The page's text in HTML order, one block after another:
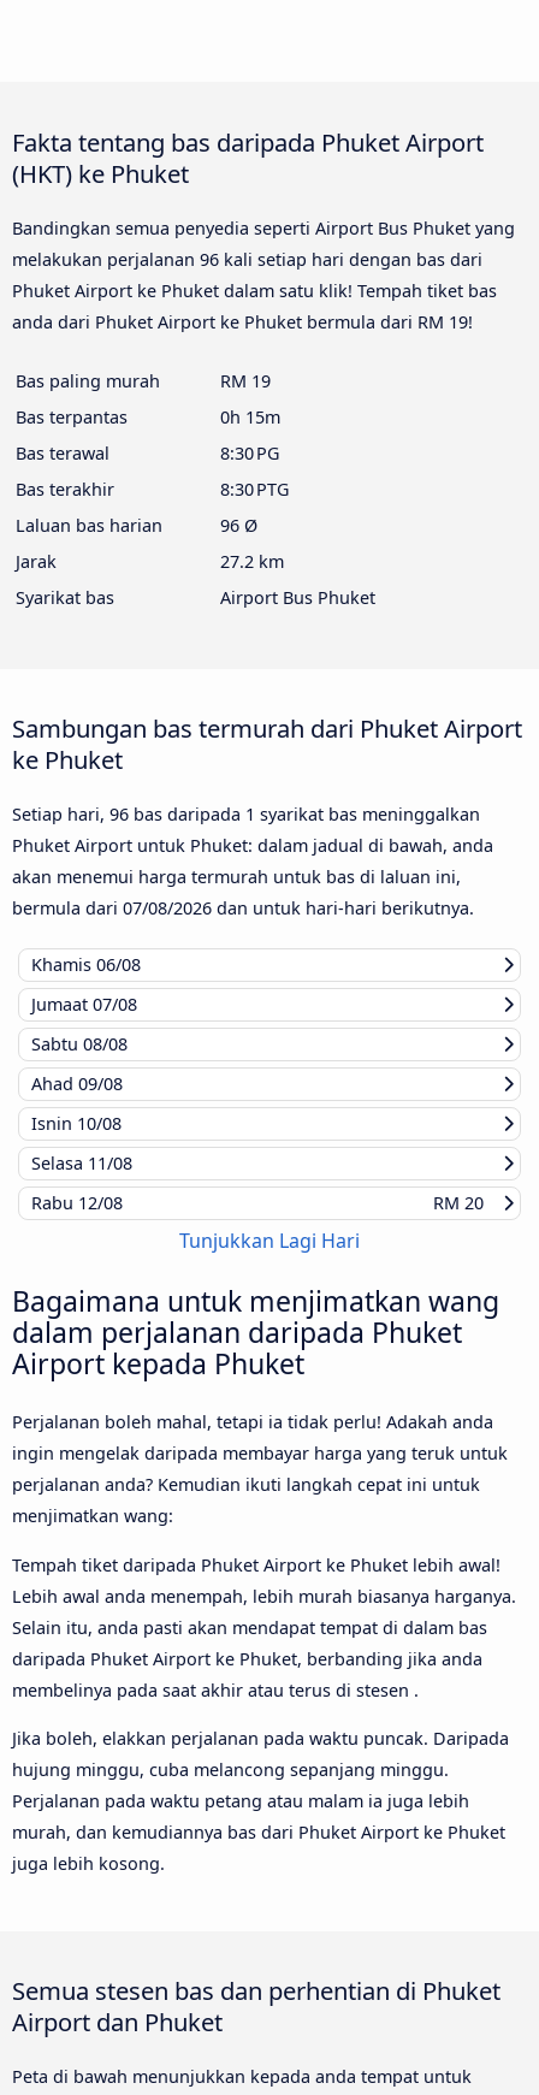
Fakta tentang bas daripada Phuket Airport
(HKT) ke Phuket
Bandingkan semua penyedia seperti Airport Bus Phuket yang
melakukan perjalanan 96 kali setiap hari dengan bas dari
Phuket Airport ke Phuket dalam satu klik! Tempah tiket bas
anda dari Phuket Airport ke Phuket bermula dari RM 19!
Bas paling murah
RM 19
Bas terpantas
0h 15m
Bas terawal
8:30 PG
Bas terakhir
8:30 PTG
Laluan bas harian
96 Ø
Jarak
27.2 km
Syarikat bas
Airport Bus Phuket
Sambungan bas termurah dari Phuket Airport
ke Phuket
Setiap hari, 96 bas daripada 1 syarikat bas meninggalkan
Phuket Airport untuk Phuket: dalam jadual di bawah, anda
akan menemui harga termurah untuk bas di laluan ini,
bermula dari 07/08/2026 dan untuk hari-hari berikutnya.
Khamis 06/08
Jumaat 07/08
Sabtu 08/08
Ahad 09/08
Isnin 10/08
Selasa 11/08
Rabu 12/08 RM 20
Tunjukkan Lagi Hari
Bagaimana untuk menjimatkan wang
dalam perjalanan daripada Phuket
Airport kepada Phuket
Perjalanan boleh mahal, tetapi ia tidak perlu! Adakah anda
ingin mengelak daripada membayar harga yang teruk untuk
perjalanan anda? Kemudian ikuti langkah cepat ini untuk
menjimatkan wang:
Tempah tiket daripada Phuket Airport ke Phuket lebih awal!
Lebih awal anda menempah, lebih murah biasanya harganya.
Selain itu, anda pasti akan mendapat tempat di dalam bas
daripada Phuket Airport ke Phuket, berbanding jika anda
membelinya pada saat akhir atau terus di stesen .
Jika boleh, elakkan perjalanan pada waktu puncak. Daripada
hujung minggu, cuba melancong sepanjang minggu.
Perjalanan pada waktu petang atau malam ia juga lebih
murah, dan kemudiannya bas dari Phuket Airport ke Phuket
juga lebih kosong.
Semua stesen bas dan perhentian di Phuket
Airport dan Phuket
Peta di bawah menunjukkan kepada anda tempat untuk